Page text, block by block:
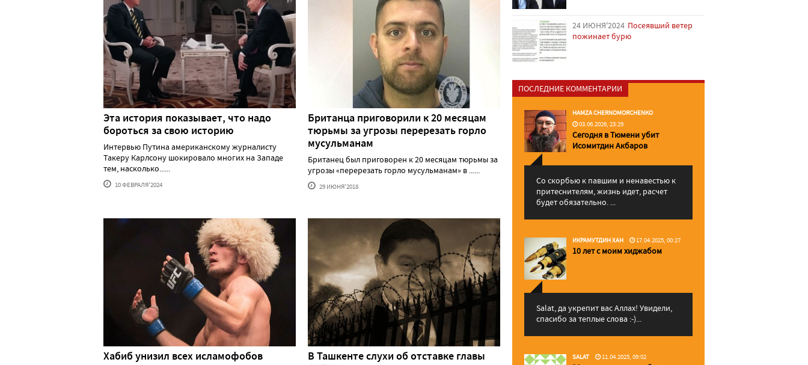
Эта история показывает, что надо
бороться за свою историю
Интервью Путина американскому журналисту
Такеру Карлсону шокировало многих на Западе
тем, насколько......
10 ФЕВРАЛЯ'2024
Британца приговорили к 20 месяцам
тюрьмы за угрозы перерезать горло
мусульманам
Британец был приговорен к 20 месяцам тюрьмы за
угрозы «перерезать горло мусульманам» в ......
29 ИЮНЯ'2018
Хабиб унизил всех исламофобов
В Ташкенте слухи об отставке главы
24 ИЮНЯ'2024 Посеявший ветер
пожинает бурю
ПОСЛЕДНИЕ КОММЕНТАРИИ
HAMZA CHERNOMORCHENKO
03.06.2026, 23:29
Сегодня в Тюмени убит
Исомитдин Акбаров
Со скорбью к павшим и ненавестью к
притеснителям, жизнь идет, расчет
будет обязательно. ...
ИКРАМУТДИН ХАН 17.04.2025, 00:27
10 лет с моим хиджабом
Salat, да укрепит вас Аллаx! Увидели,
спасибо за теплые слова :-)...
SALAT 11.04.2025, 09:02